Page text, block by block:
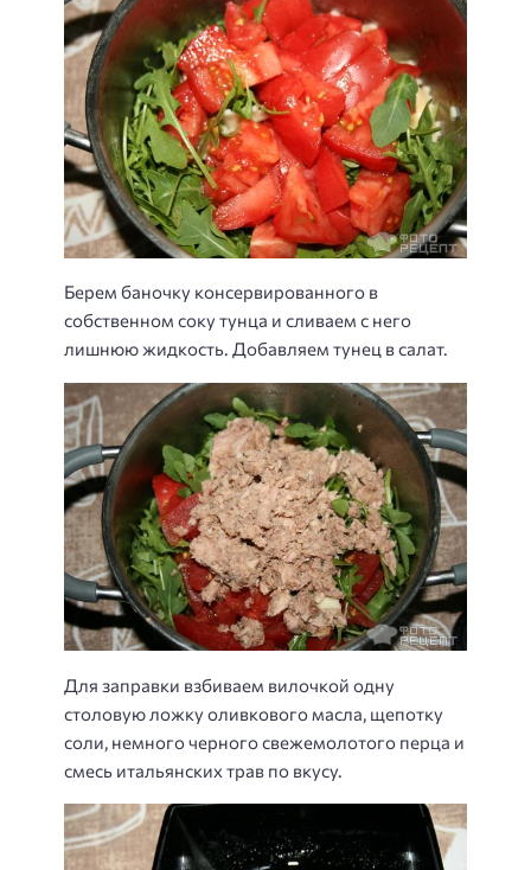
Берем баночку консервированного в
собственном соку тунца и сливаем с него
лишнюю жидкость. Добавляем тунец в салат.
Для заправки взбиваем вилочкой одну
столовую ложку оливкового масла, щепотку
соли, немного черного свежемолотого перца и
смесь итальянских трав по вкусу.